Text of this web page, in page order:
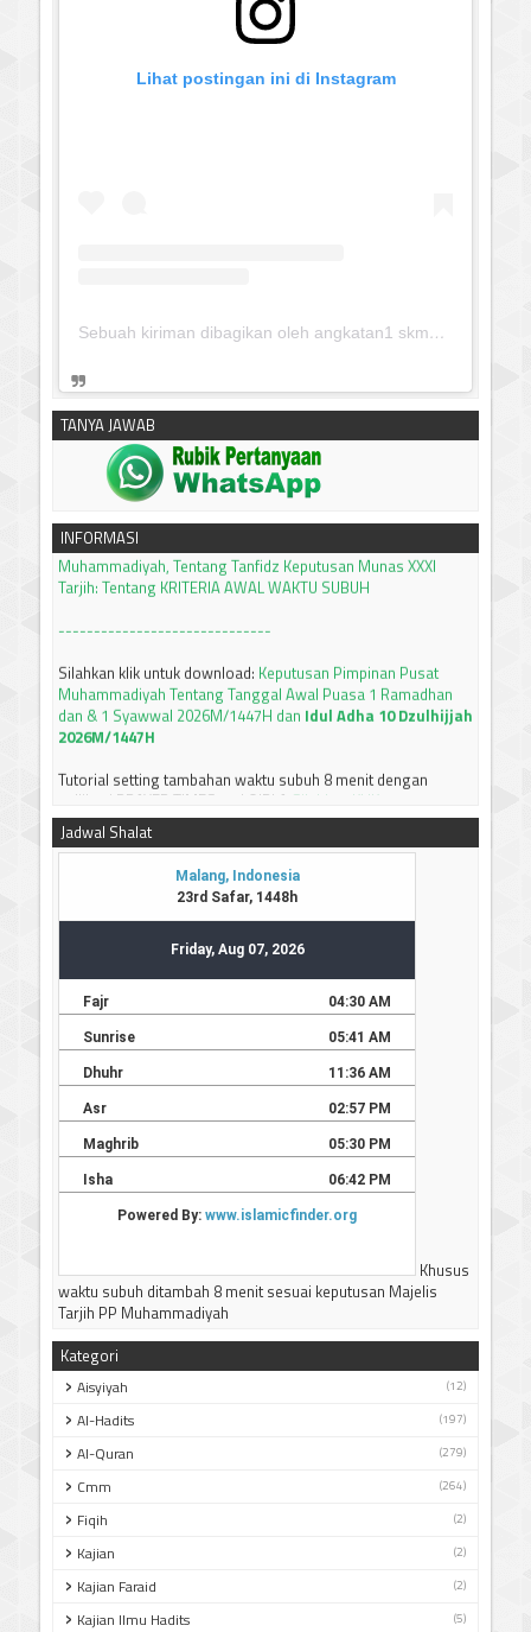
Lihat postingan ini di Instagram
Sebuah kiriman dibagikan oleh angkatan1 skmm 2020 (@albayaanyinfo)
TANYA JAWAB
INFORMASI
silahkan klik untuk download:
Muhammadiyah, Tentang Tanfidz Keputusan Munas XXXI
Tarjih: Tentang KRITERIA AWAL WAKTU SUBUH
------------------------------
Silahkan klik untuk download:Keputusan Pimpinan Pusat
dan & 1 Syawwal 2026M/1447H danIdul Adha 10 Dzulhijjah
2026M/1447H
Tutorial setting tambahan waktu subuh 8 menit dengan
JAWA TIMURSilahkan bisa didownload
-----------------------------Terima kasih
Jadwal Shalat
Khusus
waktu subuh ditambah 8 menit sesuai keputusan Majelis
Tarjih PP Muhammadiyah
Kategori
Aisyiyah (12)
Al-Hadits (197)
Al-Quran (279)
Cmm (264)
Fiqih (2)
Kajian (2)
Kajian Faraid (2)
Kajian Ilmu Hadits (5)